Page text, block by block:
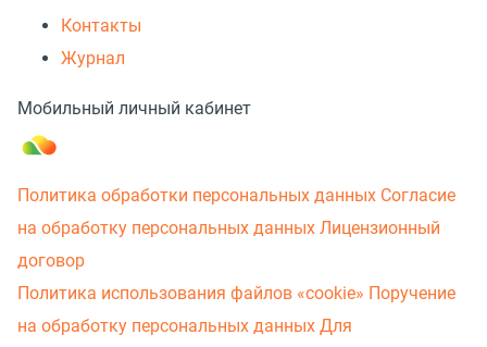
Контакты
Журнал
Мобильный личный кабинет
Политика обработки персональных данных Согласие
на обработку персональных данных Лицензионный
договор
Политика использования файлов «cookie» Поручение
на обработку персональных данных Для